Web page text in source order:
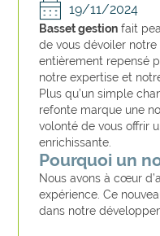
19/11/2024
Basset gestion fait
de vous dévoiler notre
entièrement repensé
notre expertise et
Plus qu’un simple
refonte marque une
volonté de vous offrir
enrichissante.
Pourquoi un
Nous avons à cœur
expérience. Ce
dans notre